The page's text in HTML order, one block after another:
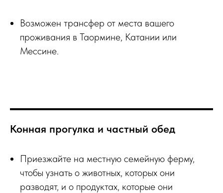
Возможен трансфер от места вашего
проживания в Таормине, Катании или
Мессине.
Конная прогулка и частный обед
Приезжайте на местную семейную ферму,
чтобы узнать о животных, которых они
разводят, и о продуктах, которые они